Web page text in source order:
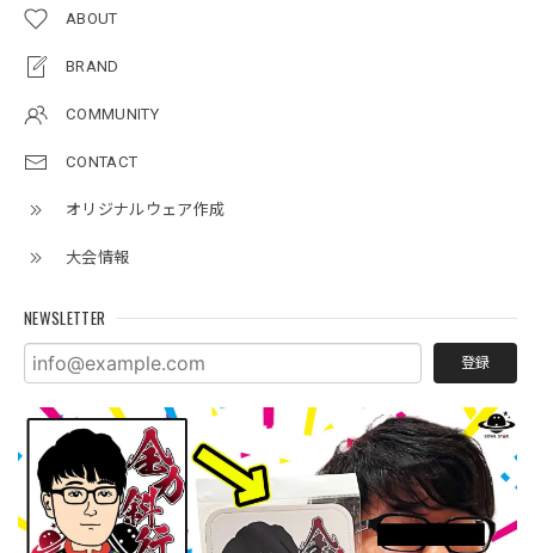
ABOUT
BRAND
COMMUNITY
CONTACT
オリジナルウェア作成
大会情報
NEWSLETTER
登録